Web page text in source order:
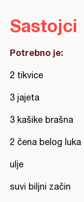
Sastojci
Potrebno je:
2 tikvice
3 jajeta
3 kašike brašna
2 čena belog luka
ulje
suvi biljni začin